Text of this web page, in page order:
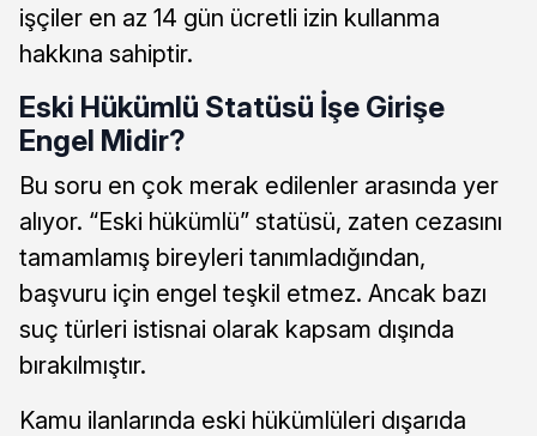
işçiler en az 14 gün ücretli izin kullanma
hakkına sahiptir.
Eski Hükümlü Statüsü İşe Girişe
Engel Midir?
Bu soru en çok merak edilenler arasında yer
alıyor. “Eski hükümlü” statüsü, zaten cezasını
tamamlamış bireyleri tanımladığından,
başvuru için engel teşkil etmez. Ancak bazı
suç türleri istisnai olarak kapsam dışında
bırakılmıştır.
Kamu ilanlarında eski hükümlüleri dışarıda